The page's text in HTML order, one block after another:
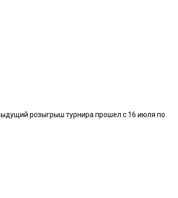
розыгрыш турнира прошел с 16 июля по